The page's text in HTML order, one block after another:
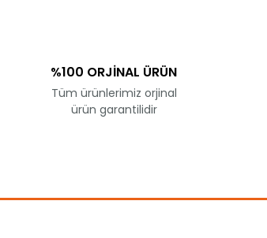
Gönder
%100 ORJİNAL ÜRÜN
Tüm ürünlerimiz orjinal
ürün garantilidir